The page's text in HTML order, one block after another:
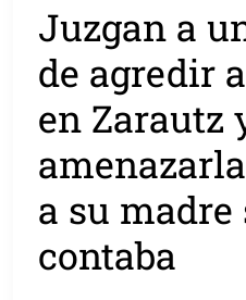
Juzgan a
de agredir
en Zarautz
a su madre
contaba